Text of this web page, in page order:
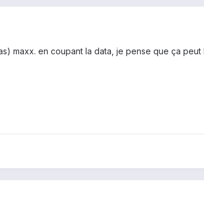
maxx. en coupant la data, je pense que ça